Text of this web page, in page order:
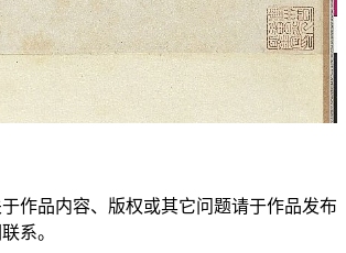
作品内容、版权或其它问题请于作品发布
系。